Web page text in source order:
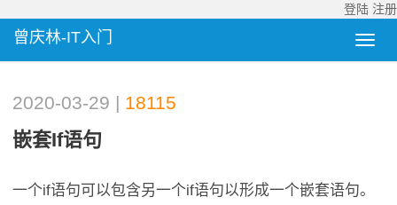
登陆 注册
曾庆林-IT入门
2020-03-29 | 18115
嵌套if语句
一个if语句可以包含另一个if语句以形成一个嵌套语句。